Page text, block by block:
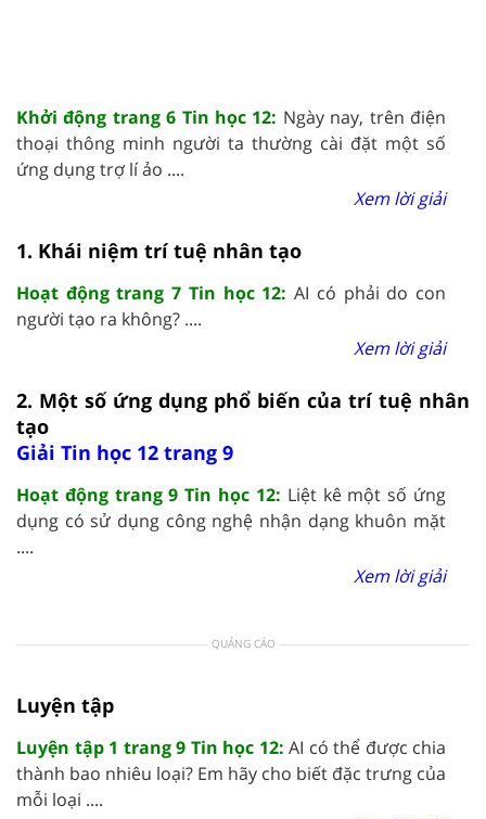
Khởi động trang 6 Tin học 12: Ngày nay, trên điện
thoại thông minh người ta thường cài đặt một số
ứng dụng trợ lí ảo ....
Xem lời giải
1. Khái niệm trí tuệ nhân tạo
Hoạt động trang 7 Tin học 12:AI có phải do con
người tạo ra không? ....
Xem lời giải
2. Một số ứng dụng phổ biến của trí tuệ nhân
tạo
Giải Tin học 12 trang 9
Hoạt động trang 9 Tin học 12: Liệt kê một số ứng
dụng có sử dụng công nghệ nhận dạng khuôn mặt
....
Xem lời giải
QUẢNG CÁO
Luyện tập
Luyện tập 1 trang 9 Tin học 12: AI có thể được chia
thành bao nhiêu loại? Em hãy cho biết đặc trưng của
mỗi loại ....